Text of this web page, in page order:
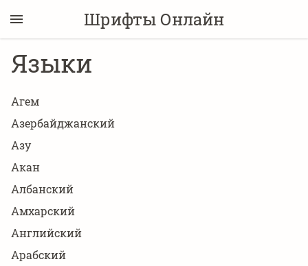
Шрифты Онлайн
Языки
Агем
Азербайджанский
Азу
Акан
Албанский
Амхарский
Английский
Арабский